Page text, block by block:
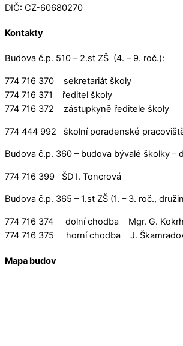
DIČ: CZ-60680270
Kontakty
Budova č.p. 510 – 2.st ZŠ (4. – 9. roč.):
774 716 370 sekretariát školy
774 716 371 ředitel školy
774 716 372 zástupkyně ředitele školy
774 444 992 školní poradenské
Budova č.p. 360 – budova bývalé školky –
774 716 399 ŠD I. Toncrová
Budova č.p. 365 – 1.st ZŠ (1. – 3. roč.,
774 716 374 dolní chodba Mgr. G.
774 716 375 horní chodba J.
Mapa budov